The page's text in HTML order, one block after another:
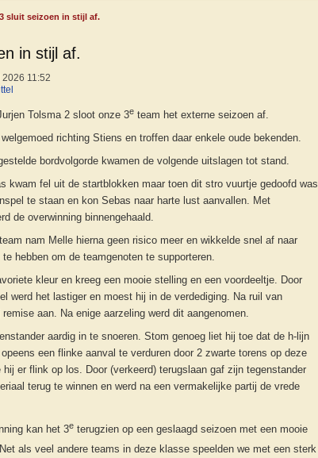
sluit seizoen in stijl af.
in stijl af.
11:52
Tolsma 2 sloot onze 3e team het externe seizoen af.
richting Stiens en troffen daar enkele oude bekenden.
bordvolgorde kwamen de volgende uitslagen tot stand.
kwam fel uit de startblokken maar toen dit stro vuurtje gedoofd was
te staan en kon Sebas naar harte lust aanvallen. Met
de overwinning binnengehaald.
nam Melle hierna geen risico meer en wikkelde snel af naar
hebben om de teamgenoten te supporteren.
kleur en kreeg een mooie stelling en een voordeeltje. Door
werd het lastiger en moest hij in de verdediging. Na ruil van
aan. Na enige aarzeling werd dit aangenomen.
aardig in te snoeren. Stom genoeg liet hij toe dat de h-lijn
een flinke aanval te verduren door 2 zwarte torens op deze
hij er flink op los. Door (verkeerd) terugslaan gaf zijn tegenstander
terug te winnen en werd na een vermakelijke partij de vrede
kan het 3e terugzien op een geslaagd seizoen met een mooie
als veel andere teams in deze klasse speelden we met een sterk